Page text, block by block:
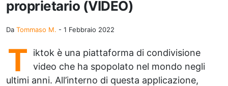
proprietario (VIDEO)
Da Tommaso M. - 1 Febbraio 2022
T
iktok è una piattaforma di condivisione
video che ha spopolato nel mondo negli
ultimi anni. All’interno di questa applicazione,